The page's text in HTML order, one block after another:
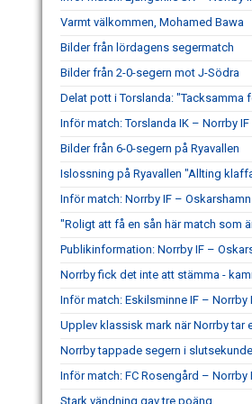
Varmt välkommen, Mohamed Bawa
Bilder från lördagens segermatch
Bilder från 2-0-segern mot J-Södra
Delat pott i Torslanda: "Tacksamma
Inför match: Torslanda IK – Norrby IF
Bilder från 6-0-segern på Ryavallen
Islossning på Ryavallen "Allting
Inför match: Norrby IF –
"Roligt att få en sån här match som
Publikinformation: Norrby IF –
Norrby fick det inte att stämma -
Inför match: Eskilsminne IF – Norrby
Upplev klassisk mark när Norrby tar
Norrby tappade segern i
Inför match: FC Rosengård – Norrby
Stark vändning gav tre poäng